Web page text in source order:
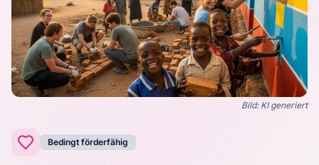
Bedingt förderfähig
Bild: KI generiert